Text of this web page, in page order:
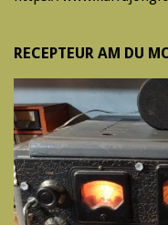
RECEPTEUR AM DU